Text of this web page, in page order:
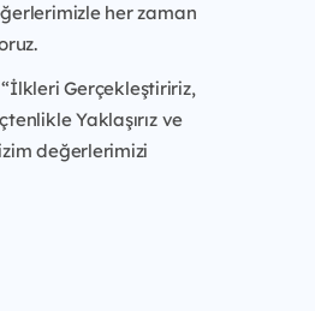
her zaman
Gerçekleştiririz,
Yaklaşırız ve
değerlerimizi